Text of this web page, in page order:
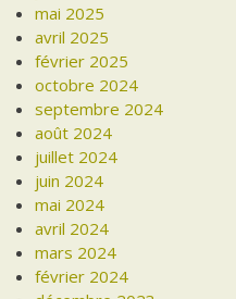
mai 2025
avril 2025
février 2025
octobre 2024
septembre 2024
août 2024
juillet 2024
juin 2024
mai 2024
avril 2024
mars 2024
février 2024